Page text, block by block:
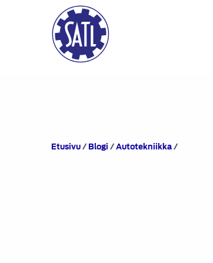
Etusivu/ Blogi /Autotekniikka/Honda